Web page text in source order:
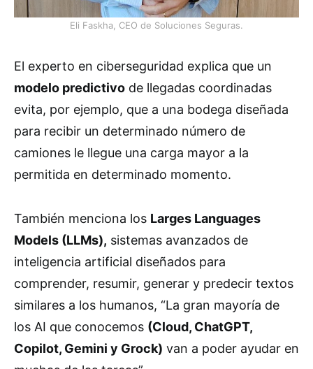
Eli Faskha, CEO de Soluciones Seguras.
El experto en ciberseguridad explica que un
modelo predictivo de llegadas coordinadas
evita, por ejemplo, que a una bodega diseñada
para recibir un determinado número de
camiones le llegue una carga mayor a la
permitida en determinado momento.
También menciona los Larges Languages
Models (LLMs), sistemas avanzados de
inteligencia artificial diseñados para
comprender, resumir, generar y predecir textos
similares a los humanos, “La gran mayoría de
los AI que conocemos (Cloud, ChatGPT,
Copilot, Gemini y Grock) van a poder ayudar en